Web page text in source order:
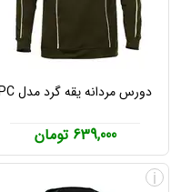
دورس مردانه یقه گرد مدل PC
639,000 تومان
i